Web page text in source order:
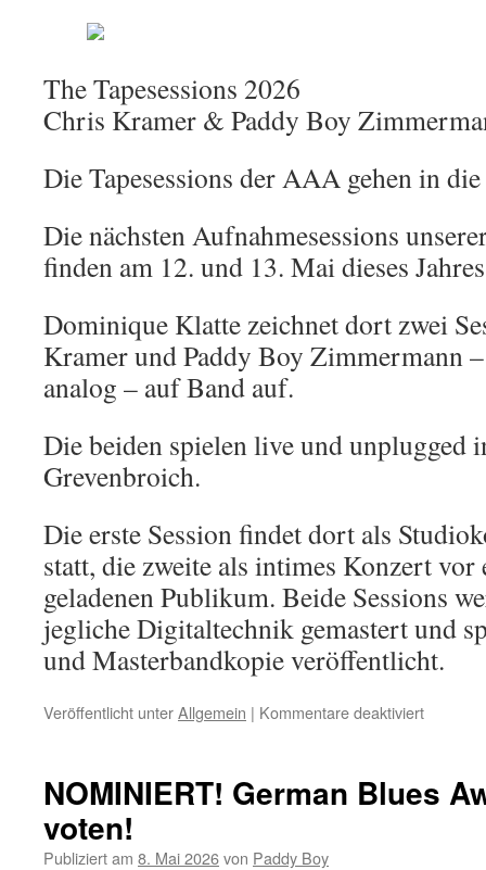
The Tapesessions 2026
Chris Kramer & Paddy Boy
Die Tapesessions der AAA gehen in
Die nächsten Aufnahmesessions
finden am 12. und 13. Mai dieses
Dominique Klatte zeichnet dort zwei
Kramer und Paddy Boy Zimmermann
analog – auf Band auf.
Die beiden spielen live und unplugged
Grevenbroich.
Die erste Session findet dort als
statt, die zweite als intimes Konzert
geladenen Publikum. Beide Sessions
jegliche Digitaltechnik gemastert und
und Masterbandkopie veröffentlicht.
Veröffentlicht unterAllgemein | Kommentare deaktiviert
Chris
Kramer
NOMINIERT! German Blues
voten!
Publiziert am 8. Mai 2026von Paddy Boy